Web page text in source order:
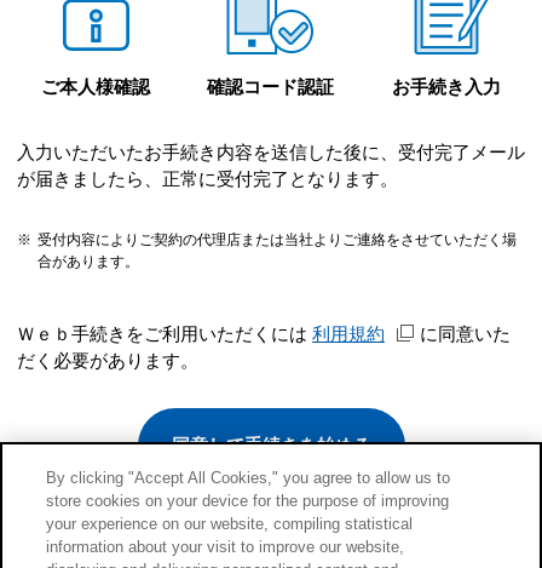
ご本人様確認 確認コード認証 お手続き入力
入力いただいたお手続き内容を送信した後に、受付完了メール
が届きましたら、正常に受付完了となります。
※ 受付内容によりご契約の代理店または当社よりご連絡をさせていただく場
合があります。
Ｗｅｂ手続きをご利用いただくには 利用規約
に同意いた
だく必要があります。
同意して手続きを始める
午前5時~午前6時はご利用できません。
By clicking "Accept All Cookies," you agree to allow us to
store cookies on your device for the purpose of improving
your experience on our website, compiling statistical
information about your visit to improve our website,